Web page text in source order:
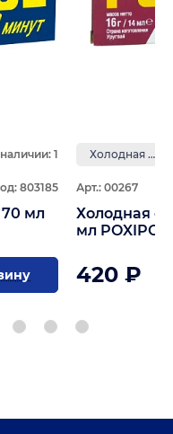
1
803185
70 мл
Холодная сварка
Арт.: 00267
Холодная
мл POXIPOL
420 ₽